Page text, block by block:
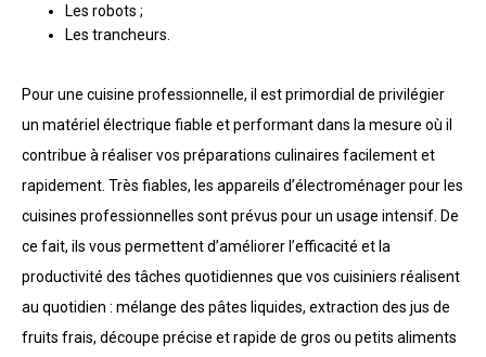
Les robots ;
Les trancheurs.
Pour une cuisine professionnelle, il est primordial de privilégier
un matériel électrique fiable et performant dans la mesure où il
contribue à réaliser vos préparations culinaires facilement et
rapidement. Très fiables, les appareils d’électroménager pour les
cuisines professionnelles sont prévus pour un usage intensif. De
ce fait, ils vous permettent d’améliorer l’efficacité et la
productivité des tâches quotidiennes que vos cuisiniers réalisent
au quotidien : mélange des pâtes liquides, extraction des jus de
fruits frais, découpe précise et rapide de gros ou petits aliments